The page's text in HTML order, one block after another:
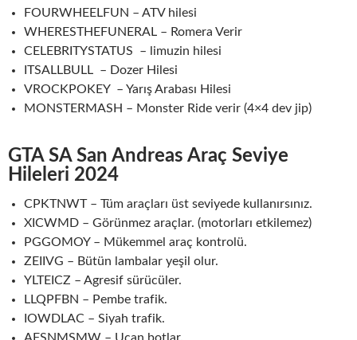
FOURWHEELFUN – ATV hilesi
WHERESTHEFUNERAL – Romera Verir
CELEBRITYSTATUS – limuzin hilesi
ITSALLBULL – Dozer Hilesi
VROCKPOKEY – Yarış Arabası Hilesi
MONSTERMASH – Monster Ride verir (4×4 dev jip)
GTA SA San Andreas Araç Seviye
Hileleri 2024
CPKTNWT – Tüm araçları üst seviyede kullanırsınız.
XICWMD – Görünmez araçlar. (motorları etkilemez)
PGGOMOY – Mükemmel araç kontrolü.
ZEIIVG – Bütün lambalar yeşil olur.
YLTEICZ – Agresif sürücüler.
LLQPFBN – Pembe trafik.
IOWDLAC – Siyah trafik.
AFSNMSMW – Uçan botlar.